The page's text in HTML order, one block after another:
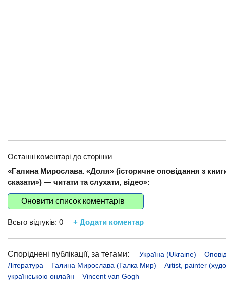
Останні коментарі до сторінки
«Галина Мирослава. «Доля» (історичне оповідання з
сказати») — читати та слухати, відео»:
Оновити список коментарів
Всьго відгуків: 0 + Додати коментар
Споріднені публікації, за тегами: Україна (Ukraine)
Література
Галина Мирослава (Галка Мир)
Artist, painter
українською онлайн
Vincent van Gogh